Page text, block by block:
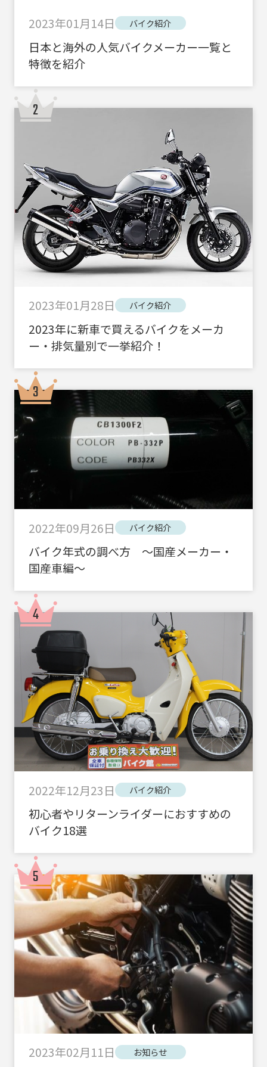
2023年01月14日 バイク紹介
日本と海外の人気バイクメーカー一覧と
特徴を紹介
2023年01月28日 バイク紹介
2023年に新車で買えるバイクをメーカ
ー・排気量別で一挙紹介！
2022年09月26日 バイク紹介
バイク年式の調べ方 ～国産メーカー・
国産車編～
2022年12月23日 バイク紹介
初心者やリターンライダーにおすすめの
バイク18選
2023年02月11日 お知らせ